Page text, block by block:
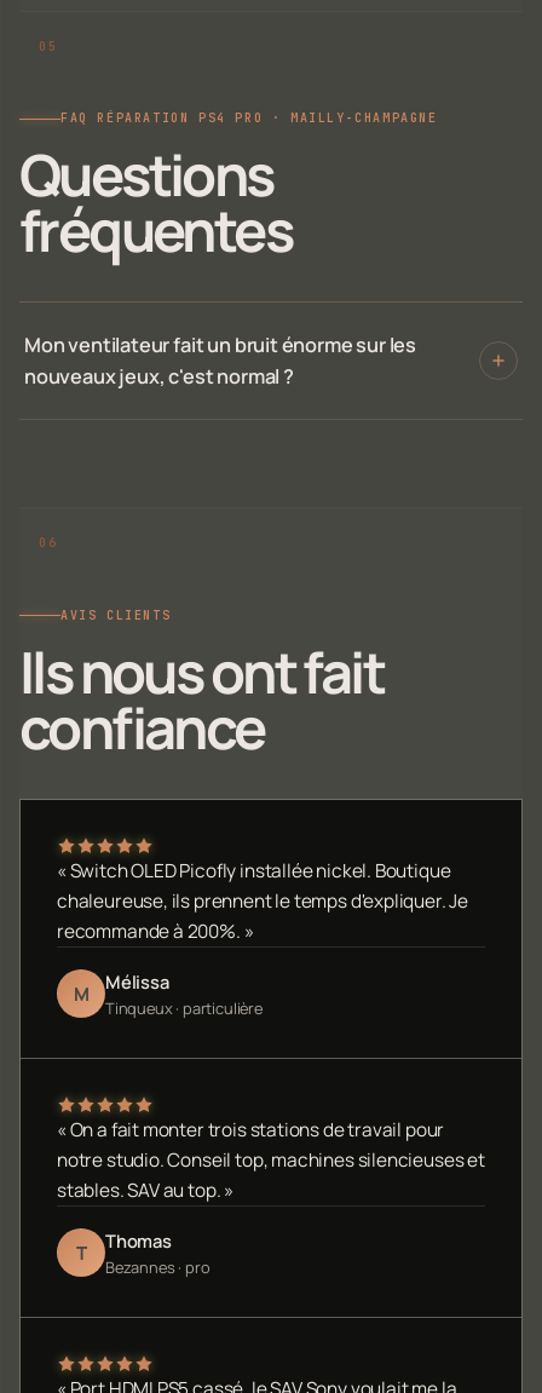
FAQ RÉPARATION PS4 PRO · MAILLY-CHAMPAGNE
Questions
fréquentes
Mon ventilateur fait un bruit énorme sur les
nouveaux jeux, c'est normal ?
AVIS CLIENTS
Ils nous ont fait
confiance
« Switch OLED Picofly installée nickel. Boutique
chaleureuse, ils prennent le temps d'expliquer. Je
recommande à 200%. »
M Mélissa
Tinqueux · particulière
« On a fait monter trois stations de travail pour
notre studio. Conseil top, machines silencieuses et
stables. SAV au top. »
T Thomas
Bezannes · pro